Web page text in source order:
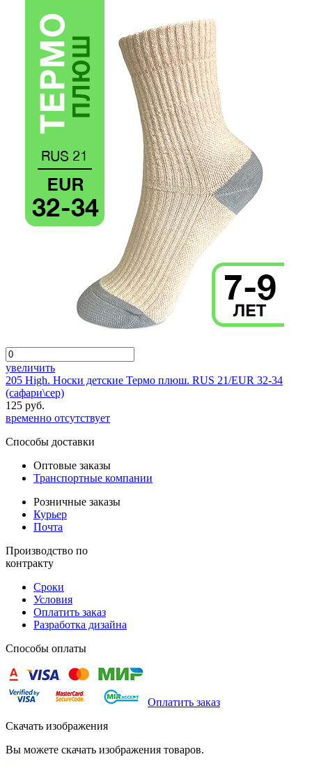
увеличить
205 High. Носки детские Термо плюш. RUS 21/EUR 32-34
(сафари\сер)
125 руб.
временно отсутствует
Способы доставки
Оптовые заказы
Транспортные компании
Розничные заказы
Курьер
Почта
Производство по
контракту
Сроки
Условия
Оплатить заказ
Разработка дизайна
Способы оплаты
Оплатить заказ
Скачать изображения
Вы можете скачать изображения товаров.